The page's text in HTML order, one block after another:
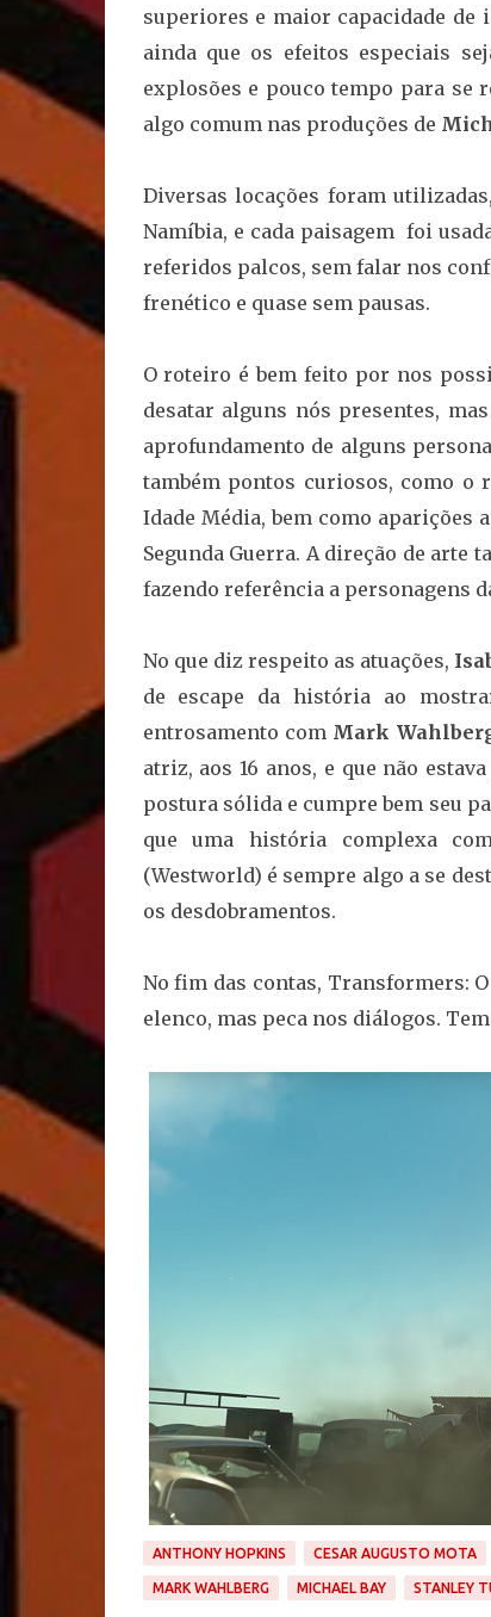
superiores e maior capacidade de
ainda que os efeitos especiais
explosões e pouco tempo para se
algo comum nas produções de
Diversas locações foram
Namíbia, e cada paisagem foi
referidos palcos, sem falar nos
frenético e quase sem pausas.
O roteiro é bem feito por nos
desatar alguns nós presentes,
aprofundamento de alguns
também pontos curiosos, como o
Idade Média, bem como aparições
Segunda Guerra. A direção de arte
fazendo referência a personagens
No que diz respeito as atuações,
de escape da história ao
entrosamento com Mark
atriz, aos 16 anos, e que não
postura sólida e cumpre bem seu
que uma história complexa
(Westworld) é sempre algo a se
os desdobramentos.
No fim das contas, Transformers:
elenco, mas peca nos diálogos.
ANTHONY HOPKINS CESAR AUGUSTO MOTA
MARK WAHLBERG MICHAEL BAY STANLEY